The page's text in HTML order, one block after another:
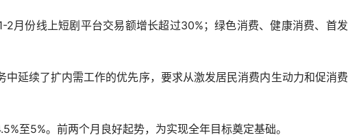
份线上短剧平台交易额增长超过30%；绿色消费、健康消费、首发
延续了扩内需工作的优先序，要求从激发居民消费内生动力和促消费
至5%。前两个月良好起势，为实现全年目标奠定基础。